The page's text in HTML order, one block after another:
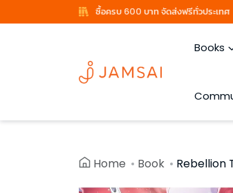
ซื้อครบ 600 บาท จัดส่งฟรีทั่วประเทศ
Books
Home Book Rebellion